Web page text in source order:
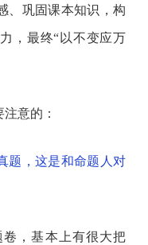
、巩固课本知识，构
，最终“以不变应万
意的：
题，这是和命题人对
，基本上有很大把